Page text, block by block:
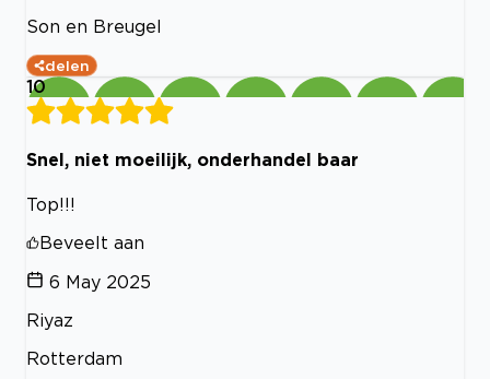
Son en Breugel
delen
10
Snel, niet moeilijk, onderhandel baar
Top!!!
Beveelt aan
6 May 2025
Riyaz
Rotterdam